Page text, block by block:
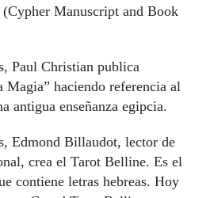
Manuscript and Book
Paul Christian publica
Magia” haciendo referencia al
antigua enseñanza egipcia.
Edmond Billaudot, lector de
crea el Tarot Belline. Es el
contiene letras hebreas. Hoy